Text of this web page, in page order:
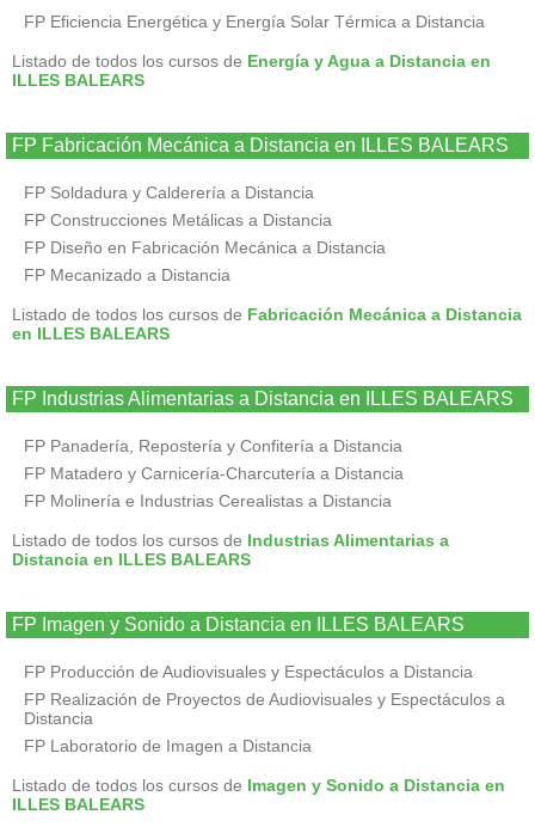
FP Eficiencia Energética y Energía Solar Térmica a Distancia
Listado de todos los cursos de Energía y Agua a Distancia en
ILLES BALEARS
FP Fabricación Mecánica a Distancia en ILLES BALEARS
FP Soldadura y Calderería a Distancia
FP Construcciones Metálicas a Distancia
FP Diseño en Fabricación Mecánica a Distancia
FP Mecanizado a Distancia
Listado de todos los cursos de Fabricación Mecánica a Distancia
en ILLES BALEARS
FP Industrias Alimentarias a Distancia en ILLES BALEARS
FP Panadería, Repostería y Confitería a Distancia
FP Matadero y Carnicería-Charcutería a Distancia
FP Molinería e Industrias Cerealistas a Distancia
Listado de todos los cursos de Industrias Alimentarias a
Distancia en ILLES BALEARS
FP Imagen y Sonido a Distancia en ILLES BALEARS
FP Producción de Audiovisuales y Espectáculos a Distancia
FP Realización de Proyectos de Audiovisuales y Espectáculos a
Distancia
FP Laboratorio de Imagen a Distancia
Listado de todos los cursos de Imagen y Sonido a Distancia en
ILLES BALEARS